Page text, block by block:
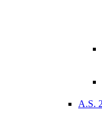
A.S.